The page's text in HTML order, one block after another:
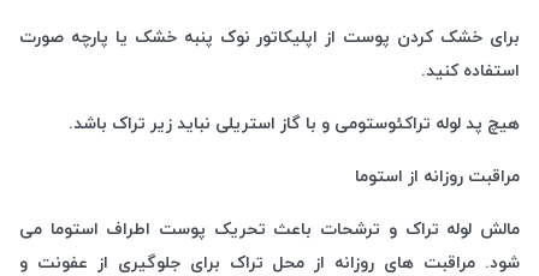
برای خشک کردن پوست از اپلیکاتور نوک پنبه خشک یا پارچه صورت
استفاده کنید.
هیچ پد لوله تراکئوستومی و با گاز استریلی نباید زیر تراک باشد.
مراقبت روزانه از استوما
مالش لوله تراک و ترشحات باعث تحریک پوست اطراف استوما می
شود. مراقبت های روزانه از محل تراک برای جلوگیری از عفونت و